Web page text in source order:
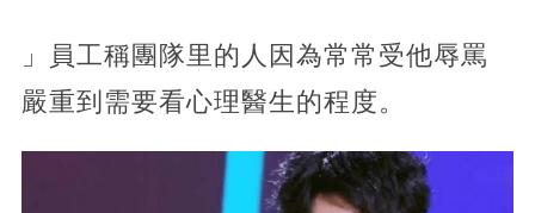
」員工稱團隊里的人因為常常受他辱罵
嚴重到需要看心理醫生的程度。